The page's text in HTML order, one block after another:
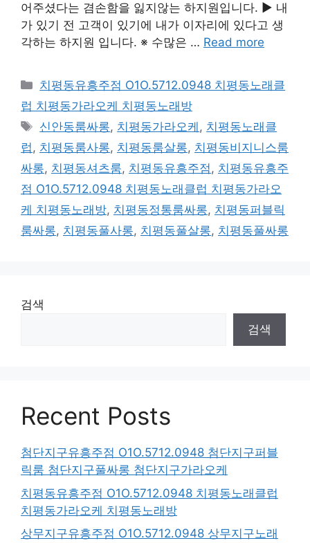
어주셨다는 겸손함을 잃지않는 하지원입니다. ▶ 내
가 있기 전 고객이 있기에 내가 이자리에 있다고 생
각하는 하지원 입니다. ※ 수많은 … Read more
카
테
리
치평동유흥주점 O1O.5712.0948 치평동노래클
럽 치평동가라오케 치평동노래방
태
그
신안동룸싸롱, 치평동가라오케 , 치평동노래클
럽, 치평동룸사롱, 치평동룸살롱, 치평동비지니스룸
싸롱, 치평동셔츠룸, 치평동유흥주점, 치평동유흥주
점 O1O.5712.0948 치평동노래클럽 치평동가라오
케 치평동노래방, 치평동정통룸싸롱, 치평동퍼블릭
룸싸롱, 치평동풀사롱, 치평동풀살롱, 치평동풀싸롱
검색
검색
Recent Posts
첨단지구유흥주점 O1O.5712.0948 첨단지구퍼블
릭룸 첨단지구풀싸롱 첨단지구가라오케
치평동유흥주점 O1O.5712.0948 치평동노래클럽
치평동가라오케 치평동노래방
상무지구유흥주점 O1O.5712.0948 상무지구노래